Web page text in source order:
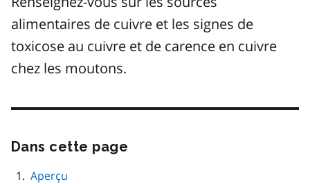
alimentaires de cuivre et les signes de
toxicose au cuivre et de carence en cuivre
chez les moutons.
Dans cette page
Aperçu